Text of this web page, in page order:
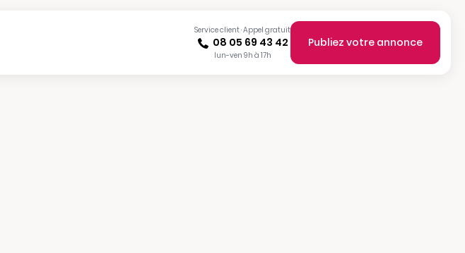
Service client · Appel gratuit
08 05 69 43 42
lun-ven 9h à 17h
Publiez votre annonce